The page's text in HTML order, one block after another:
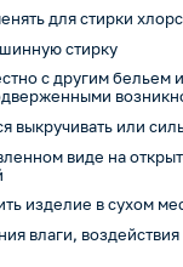
для стирки
стирку
с другим
выкручивать или
виде на
изделие в сухом
влаги,